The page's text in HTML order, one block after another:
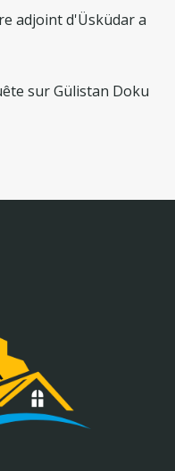
adjoint d'Üsküdar a
sur Gülistan Doku